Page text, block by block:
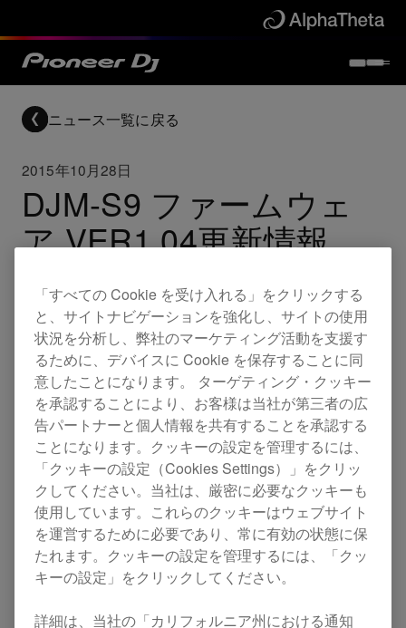
ニュース一覧に戻る
2015年10月28日
DJM-S9 ファームウェ
ア VER1.04更新情報
Updates DJM-S9
変更
CLIPインジケータが点灯しない不具合を修
正。
ビートエフェクトでFADER SYNTHを選択し
たときにAUXの音声が出なくなる不具合を修
正。
設定ユーティリティー"FILTER"のエフェクト
「すべての Cookie を受け入れる」をクリックする
と、サイトナビゲーションを強化し、サイトの使用
状況を分析し、弊社のマーケティング活動を支援す
るために、デバイスに Cookie を保存することに同
意したことになります。 ターゲティング・クッキー
を承認することにより、お客様は当社が第三者の広
告パートナーと個人情報を共有することを承認する
ことになります。クッキーの設定を管理するには、
「クッキーの設定（Cookies Settings）」をクリッ
クしてください。当社は、厳密に必要なクッキーも
使用しています。これらのクッキーはウェブサイト
を運営するために必要であり、常に有効の状態に保
たれます。クッキーの設定を管理するには、「クッ
キーの設定」をクリックしてください。
詳細は、当社の「カリフォルニア州における通知